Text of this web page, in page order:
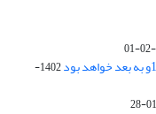
1402-